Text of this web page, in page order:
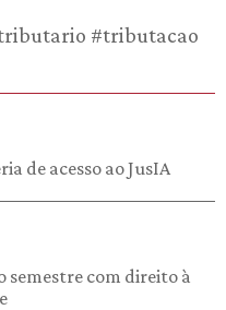
#tributacao
de acesso ao JusIA
com direito à